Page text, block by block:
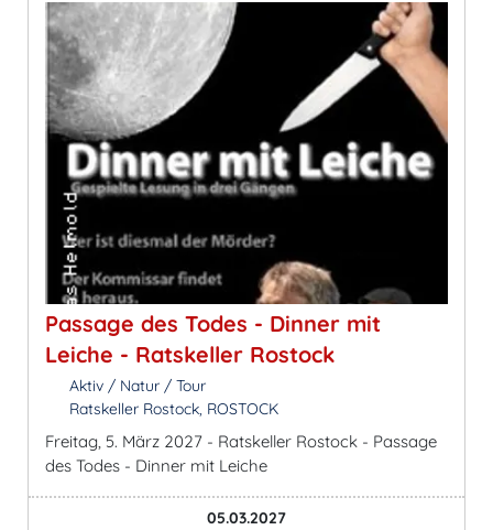
Passage des Todes - Dinner mit
Leiche - Ratskeller Rostock
Aktiv / Natur / Tour
Ratskeller Rostock, ROSTOCK
Freitag, 5. März 2027 - Ratskeller Rostock - Passage
des Todes - Dinner mit Leiche
05.03.2027